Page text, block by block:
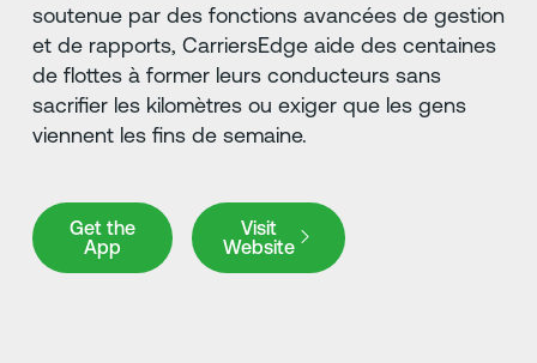
soutenue par des fonctions avancées de gestion
et de rapports, CarriersEdge aide des centaines
de flottes à former leurs conducteurs sans
sacrifier les kilomètres ou exiger que les gens
viennent les fins de semaine.
Get the
App
Get the App
Visit
Website
Visit Website